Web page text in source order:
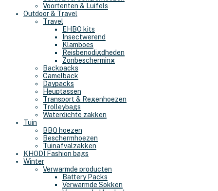
Voortenten & Luifels
Outdoor & Travel
Travel
EHBO kits
Insectwerend
Klamboes
Reisbenodigdheden
Zonbescherming
Backpacks
Camelback
Daypacks
Heuptassen
Transport & Regenhoezen
Trolleybags
Waterdichte zakken
Tuin
BBQ hoezen
Beschermhoezen
Tuinafvalzakken
KHODI Fashion bags
Winter
Verwarmde producten
Battery Packs
Verwarmde Sokken